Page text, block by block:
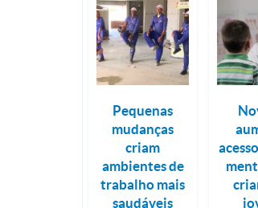
Pequenas
mudanças
criam
ambientes de
trabalho mais
saudáveis